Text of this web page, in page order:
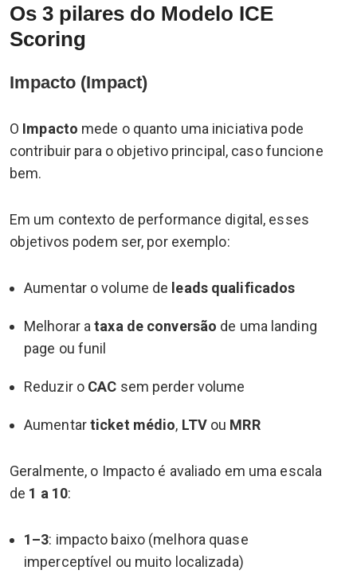
Os 3 pilares do Modelo ICE
Scoring
Impacto (Impact)
O Impacto mede o quanto uma iniciativa pode
contribuir para o objetivo principal, caso funcione
bem.
Em um contexto de performance digital, esses
objetivos podem ser, por exemplo:
Aumentar o volume de leads qualificados
Melhorar ataxa de conversão de uma landing
page ou funil
Reduzir o CAC sem perder volume
Aumentarticket médio, LTVou MRR
Geralmente, o Impacto é avaliado em uma escala
de 1 a 10:
1–3: impacto baixo (melhora quase
imperceptível ou muito localizada)